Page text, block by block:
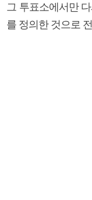
그 투표소에서만
를 정의한 것으로